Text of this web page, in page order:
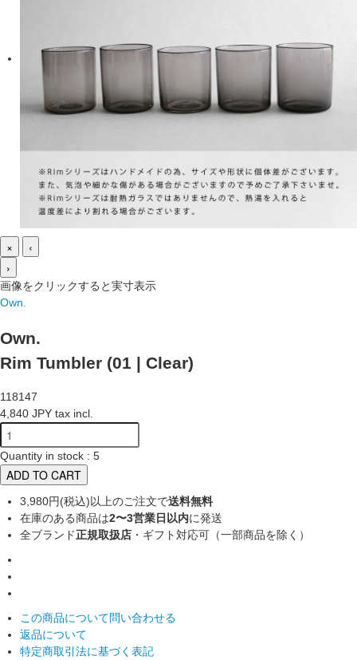
×
‹
›
画像をクリックすると実寸表示
Own.
Own.
Rim Tumbler (01 | Clear)
118147
4,840 JPY tax incl.
Quantity in stock : 5
ADD TO CART
3,980円(税込)以上のご注文で送料無料
在庫のある商品は2〜3営業日以内に発送
全ブランド正規取扱店 ・ギフト対応可（一部商品を除く）
この商品について問い合わせる
返品について
特定商取引法に基づく表記